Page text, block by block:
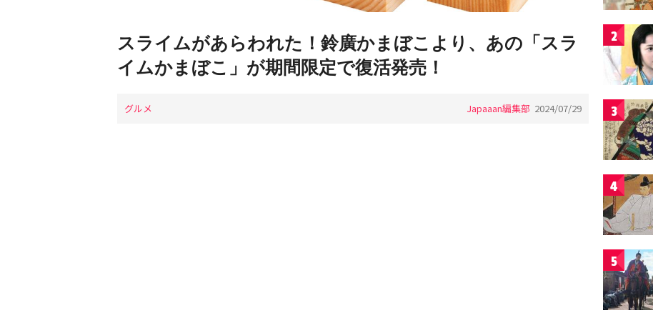
スライムがあらわれた！鈴廣かまぼこより、あの「スラ
イムかまぼこ」が期間限定で復活発売！
グルメ Japaaan編集部 2024/07/29
2
3
4
5